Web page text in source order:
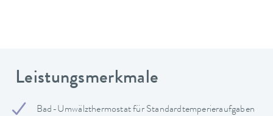
Leistungsmerkmale
Bad-Umwälzthermostat für Standardtemperieraufgaben